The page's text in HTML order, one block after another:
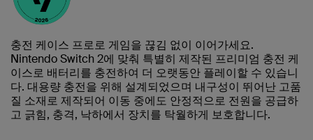
충전 케이스 프로로 게임을 끊김 없이 이어가세요.
Nintendo Switch 2에 맞춰 특별히 제작된 프리미엄 충전 케
이스로 배터리를 충전하여 더 오랫동안 플레이할 수 있습니
다. 대용량 충전을 위해 설계되었으며 내구성이 뛰어난 고품
질 소재로 제작되어 이동 중에도 안정적으로 전원을 공급하
고 긁힘, 충격, 낙하에서 장치를 탁월하게 보호합니다.